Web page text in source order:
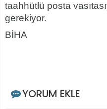
taahhütlü posta
gerekiyor.
BİHA
YORUM EKLE